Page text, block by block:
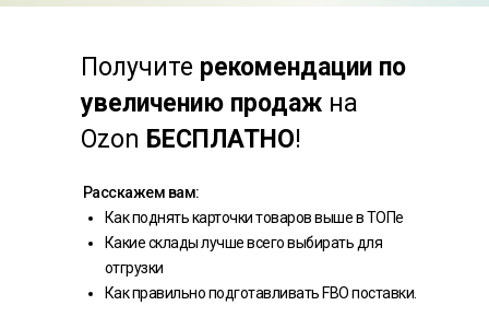
Расскажем вам:
Как поднять карточки товаров выше в ТОПе
Какие склады лучше всего выбирать для
отгрузки
Как правильно подготавливать FBO поставки.
Получите рекомендации по
увеличению продаж на
Ozon БЕСПЛАТНО!